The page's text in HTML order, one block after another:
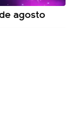
agosto